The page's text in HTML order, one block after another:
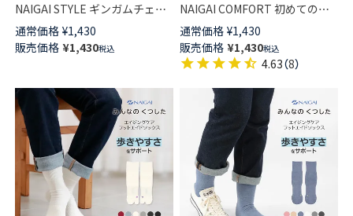
NAIGAI STYLE ギンガムチェッ
ク シアー クルー丈 レディース
ソックス 日本製 03097115
通常価格 ¥1,430
販売価格 ¥1,430税込
NAIGAI COMFORT 初めての着
圧ソックスハイソックス レディ
ース 【365日最短翌日発送】
90301033
通常価格 ¥1,430
販売価格 ¥1,430税込
4.63（8）